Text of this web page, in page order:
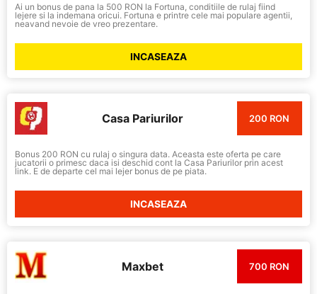
Ai un bonus de pana la 500 RON la Fortuna, conditiile de rulaj fiind
lejere si la indemana oricui. Fortuna e printre cele mai populare agentii,
neavand nevoie de vreo prezentare.
INCASEAZA
Casa Pariurilor 200 RON
Bonus 200 RON cu rulaj o singura data. Aceasta este oferta pe care
jucatorii o primesc daca isi deschid cont la Casa Pariurilor prin acest
link. E de departe cel mai lejer bonus de pe piata.
INCASEAZA
Maxbet 700 RON